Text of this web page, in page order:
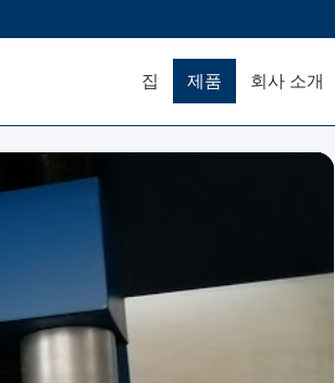
집 제품 회사 소개